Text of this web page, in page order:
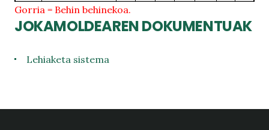
Gorria = Behin behinekoa.
JOKAMOLDEAREN DOKUMENTUAK
Lehiaketa sistema